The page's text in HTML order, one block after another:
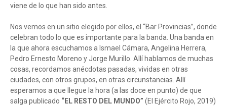
viene de lo que han sido antes.
Nos vemos en un sitio elegido por ellos, el “Bar Provincias”, donde
celebran todo lo que es importante para la banda. Una banda en
la que ahora escuchamos a Ismael Cámara, Angelina Herrera,
Pedro Ernesto Moreno y Jorge Murillo. Allí hablamos de muchas
cosas, recordamos anécdotas pasadas, vividas en otras
ciudades, con otros grupos, en otras circunstancias. Allí
esperamos a que llegue la hora (a las doce en punto) de que
salga publicado “EL RESTO DEL MUNDO” (El Ejército Rojo, 2019)